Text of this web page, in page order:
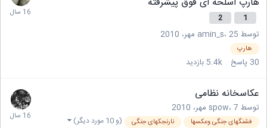
1
2
توسط amin_s ،25 مهر، 2010
هارپ
30 پاسخ 5.4k بازدید
عکاسخانه نظامی
توسط spow ،7 مهر، 2010
فشنگهای جنگی وعکسها نارنجکهای جنگی (و 10 مورد دیگر)